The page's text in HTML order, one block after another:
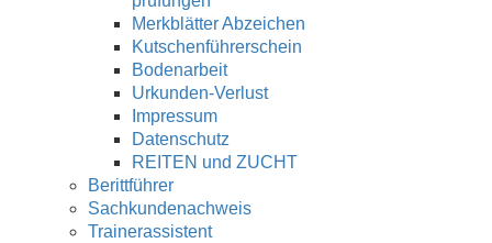
Merkblätter Abzeichen
Kutschenführerschein
Bodenarbeit
Urkunden-Verlust
Impressum
Datenschutz
REITEN und ZUCHT
Berittführer
Sachkundenachweis
Trainerassistent